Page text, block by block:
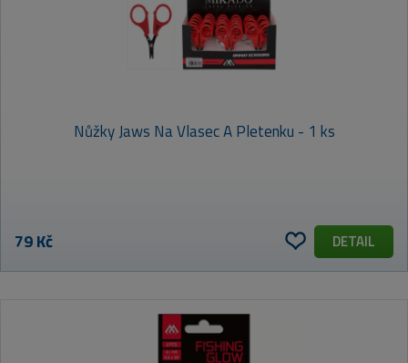
Nůžky Jaws Na Vlasec A Pletenku - 1 ks
79 Kč DETAIL